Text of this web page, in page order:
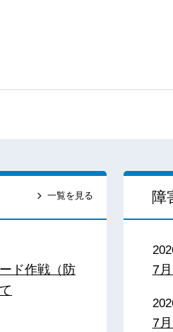
一覧を見る
ド作戦（防
障
7
7